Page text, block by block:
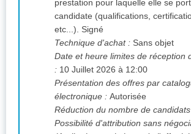
prestation pour laquelle elle se porte
candidate (qualifications,
etc...). Signé
Technique d'achat : Sans objet
Date et heure limites de réception
: 10 Juillet 2026 à 12:00
Présentation des offres par
électronique : Autorisée
Réduction du nombre de
Possibilité d'attribution sans